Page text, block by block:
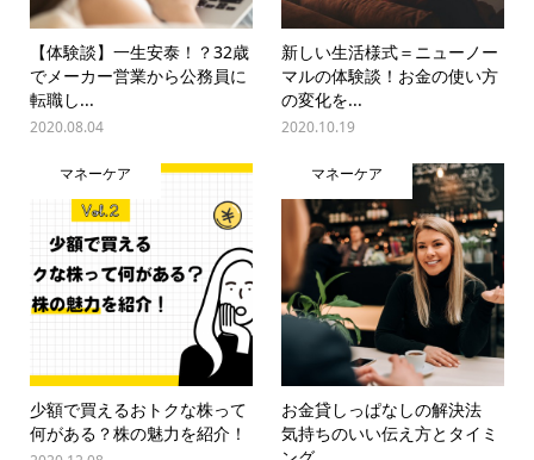
【体験談】一生安泰！？32歳
でメーカー営業から公務員に
転職し...
2020.08.04
新しい生活様式＝ニューノー
マルの体験談！お金の使い方
の変化を...
2020.10.19
マネーケア
少額で買えるおトクな株って
何がある？株の魅力を紹介！
マネーケア
お金貸しっぱなしの解決法
気持ちのいい伝え方とタイミ